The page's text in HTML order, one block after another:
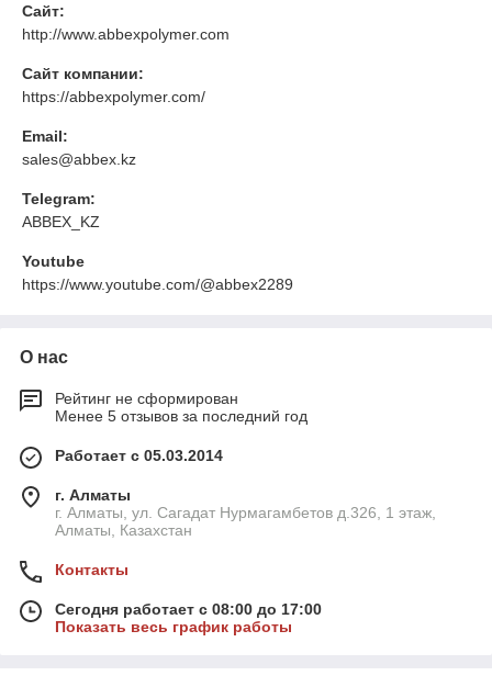
Сайт:
http://www.abbexpolymer.com
Сайт компании:
https://abbexpolymer.com/
Email:
sales@abbex.kz
Telegram:
ABBEX_KZ
Youtube
https://www.youtube.com/@abbex2289
О нас
Рейтинг не сформирован
Менее 5 отзывов за последний год
Работает с 05.03.2014
г. Алматы
г. Алматы, ул. Сагадат Нурмагамбетов д.326, 1 этаж,
Алматы, Казахстан
Контакты
Сегодня работает с 08:00 до 17:00
Показать весь график работы